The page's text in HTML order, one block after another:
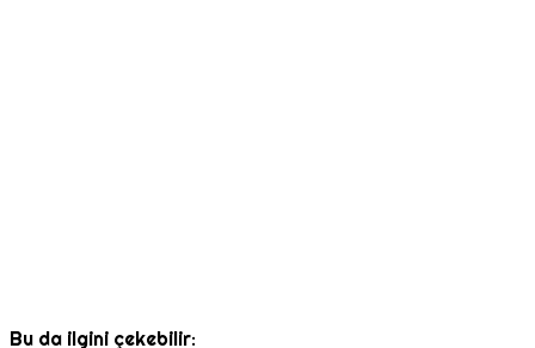
Bu da ilgini çekebilir: